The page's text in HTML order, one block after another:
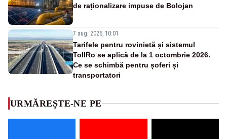
de raționalizare impuse de Bolojan
7 aug. 2026, 10:01
Tarifele pentru rovinietă și sistemul
TollRo se aplică de la 1 octombrie 2026.
Ce se schimbă pentru șoferi și
transportatori
URMĂREȘTE-NE PE